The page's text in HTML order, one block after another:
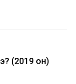
(2019 он)